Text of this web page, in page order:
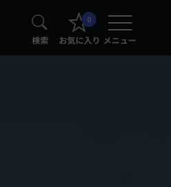
検索
0
お気に入り メニュー